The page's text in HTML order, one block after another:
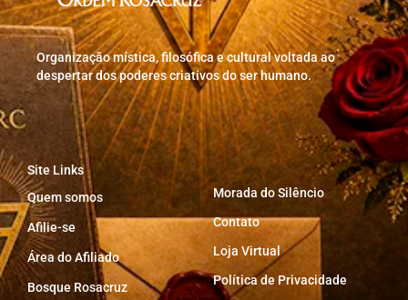
Organização mística, filosófica e cultural voltada ao
despertar dos poderes criativos do ser humano.
Site Links
Quem somos
Afilie-se
Área do Afiliado
Bosque Rosacruz
Morada do Silêncio
Contato
Loja Virtual
Política de Privacidade